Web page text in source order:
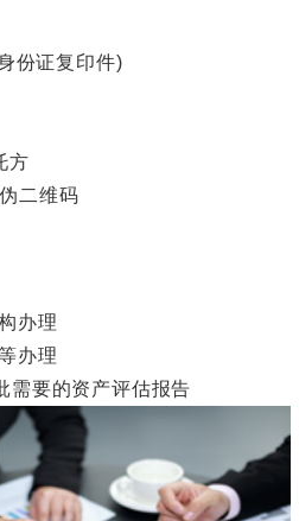
证复印件)
方
二维码
办理
办理
要的资产评估报告